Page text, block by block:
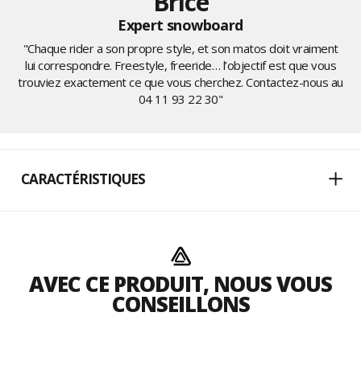
Expert snowboard
"Chaque rider a son propre style, et son matos doit vraiment
lui correspondre. Freestyle, freeride… l’objectif est que vous
trouviez exactement ce que vous cherchez. Contactez-nous au
04 11 93 22 30"
CARACTÉRISTIQUES
AVEC CE PRODUIT, NOUS VOUS
CONSEILLONS